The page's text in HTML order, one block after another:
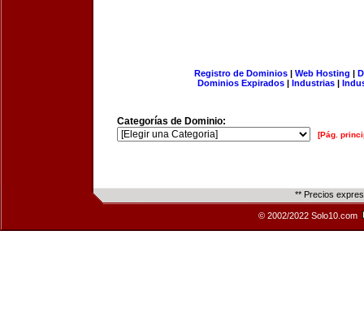
Registro de Dominios| Web Hosting |
Dominios Expirados | Industrias |
Categorías de Dominio:
[Pág.
** Precios
© 2002/2022 Solo10.com